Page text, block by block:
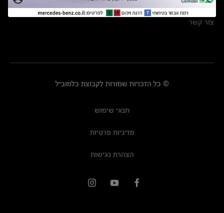
מרכזי שירות
צור קשר
© כל הזכויות שמורות לקבוצת כלמוביל
תנאי שימוש
מדיניות פרטיות
הצהרת נגישות